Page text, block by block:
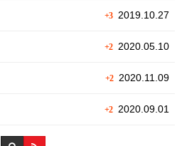
+32019.10.27
+22020.05.10
+22020.11.09
+22020.09.01